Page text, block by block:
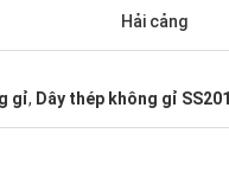
Hải cảng
gỉ, Dây thép không gỉ SS201